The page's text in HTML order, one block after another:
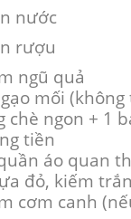
nước
rượu
ngũ quả
mối
chè ngon + 1
tiền
áo quan
đỏ, kiếm
cơm canh